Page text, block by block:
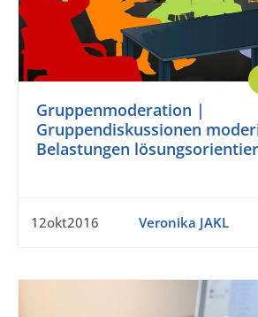
Gruppenmoderation |
Gruppendiskussionen
Belastungen
12okt2016 Veronika JAKL